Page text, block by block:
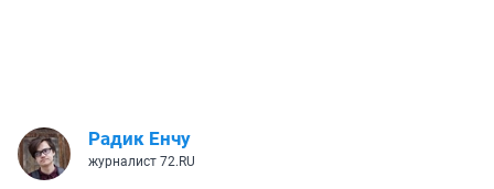
Радик Енчу
журналист 72.RU